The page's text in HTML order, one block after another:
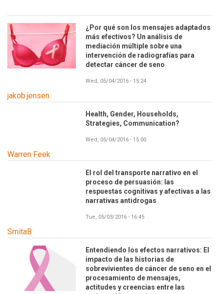
¿Por qué son los mensajes adaptados
más efectivos? Un análisis de
mediación múltiple sobre una
intervención de radiografías para
detectar cáncer de seno
Wed, 05/04/2016 - 15:24
jakob.jensen
Health, Gender, Households,
Strategies, Communication?
Wed, 05/04/2016 - 15:00
Warren Feek
El rol del transporte narrativo en el
proceso de persuasión: las
respuestas cognitivas y afectivas a las
narrativas antidrogas
Tue, 05/03/2016 - 16:45
SmitaB
Entendiendo los efectos narrativos: El
impacto de las historias de
sobrevivientes de cáncer de seno en el
procesamiento de mensajes,
actitudes y creencias entre las